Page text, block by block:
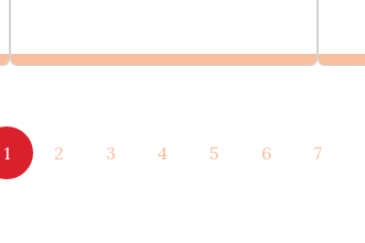
Tham vấn Interlink
1 2 3 4 5 6 7